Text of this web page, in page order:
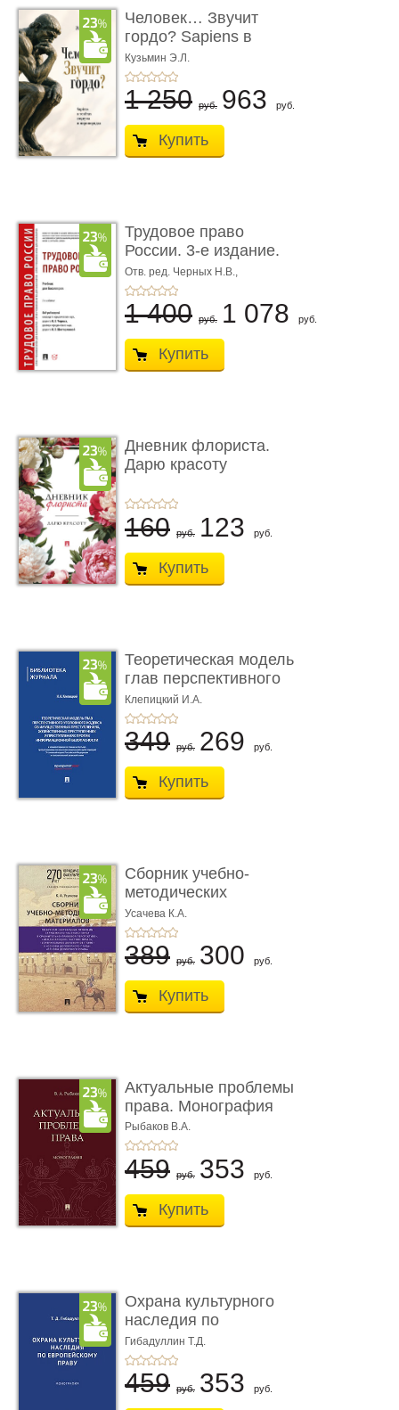
Человек… Звучит
гордо? Sapiens в
тенётах социума � ...
Кузьмин Э.Л.
1 250 руб. 963 руб.
Купить
Трудовое право
России. 3-е издание.
Учебник для ...
Отв. ред. Черных Н.В.,
Шестерякова И.В.
1 400 руб. 1 078 руб.
Купить
Дневник флориста.
Дарю красоту
160 руб. 123 руб.
Купить
Теоретическая модель
глав перспективного
УК о ...
Клепицкий И.А.
349 руб. 269 руб.
Купить
Сборник учебно-
методических
материалов по кур ...
Усачева К.А.
389 руб. 300 руб.
Купить
Актуальные проблемы
права. Монография
Рыбаков В.А.
459 руб. 353 руб.
Купить
Охрана культурного
наследия по
европейскому п ...
Гибадуллин Т.Д.
459 руб. 353 руб.